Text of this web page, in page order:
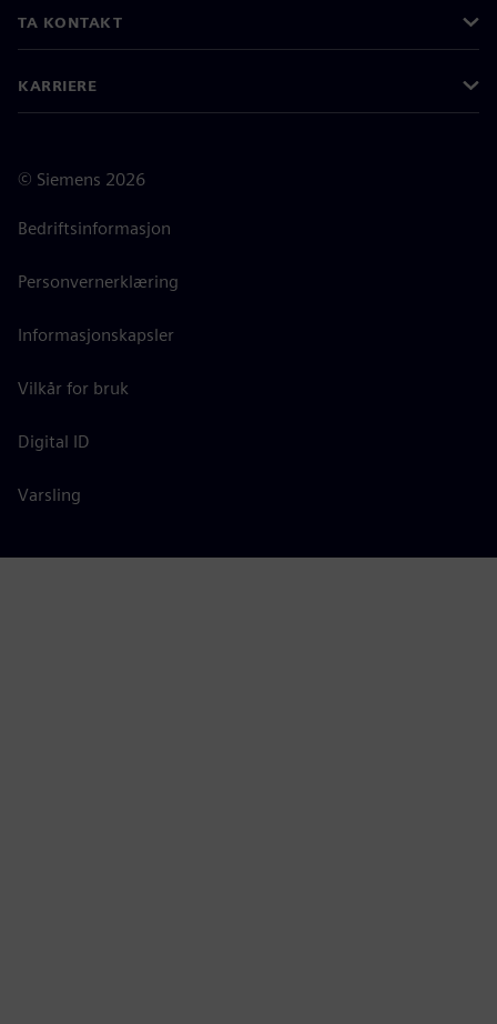
TA KONTAKT
KARRIERE
© Siemens 2026
Bedriftsinformasjon
Personvernerklæring
Informasjonskapsler
Vilkår for bruk
Digital ID
Varsling